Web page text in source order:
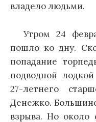
владело людьми.
Утром 24
пошло ко дну.
попадание
подводной
27-летнего
Денежко.
взрыва. Но около